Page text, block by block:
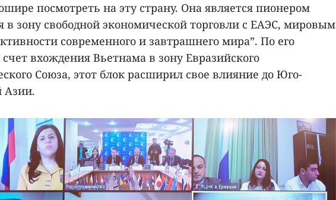
посмотреть на эту страну. Она является пионером
в зону свободной экономической торговли с ЕАЭС, мировым
современного и завтрашнего мира”. По его
счет вхождения Вьетнама в зону Евразийского
Союза, этот блок расширил свое влияние до Юго-
Азии.